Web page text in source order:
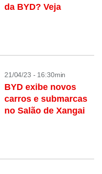
da BYD? Veja
21/04/23 - 16:30min
BYD exibe novos
carros e submarcas
no Salão de Xangai